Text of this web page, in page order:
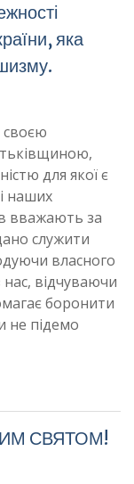
яка
для якої є
наших
вважають за
служити
власного
відчуваючи
боронити
не підемо
СВЯТОМ!